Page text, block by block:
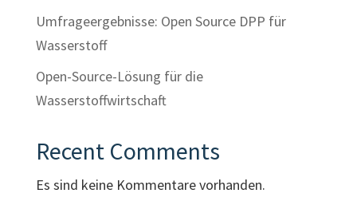
Umfrageergebnisse: Open Source DPP für
Wasserstoff
Open-Source-Lösung für die
Wasserstoffwirtschaft
Recent Comments
Es sind keine Kommentare vorhanden.